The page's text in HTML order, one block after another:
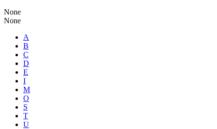
None
None
A
B
C
D
E
I
M
O
S
T
U